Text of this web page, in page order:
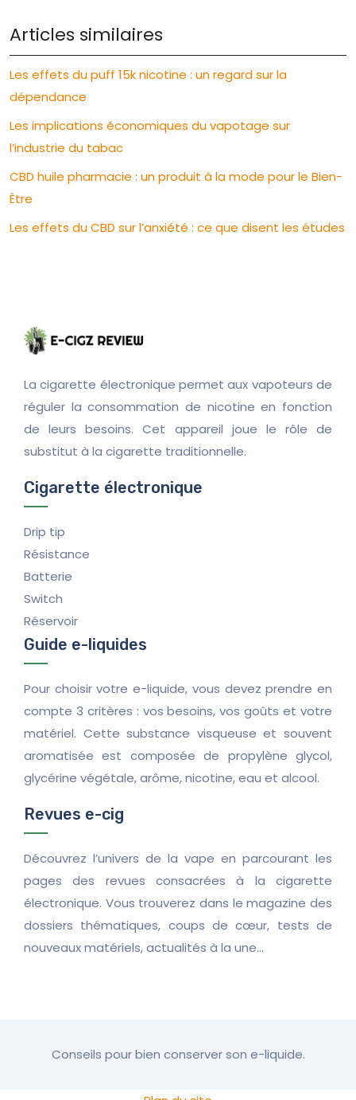
Articles similaires
Les effets du puff 15k nicotine : un regard sur la
dépendance
Les implications économiques du vapotage sur
l’industrie du tabac
CBD huile pharmacie : un produit à la mode pour le Bien-
Être
Les effets du CBD sur l’anxiété : ce que disent les études
La cigarette électronique permet aux vapoteurs de
réguler la consommation de nicotine en fonction
de leurs besoins. Cet appareil joue le rôle de
substitut à la cigarette traditionnelle.
Cigarette électronique
Drip tip
Résistance
Batterie
Switch
Réservoir
Guide e-liquides
Pour choisir votre e-liquide, vous devez prendre en
compte 3 critères : vos besoins, vos goûts et votre
matériel. Cette substance visqueuse et souvent
aromatisée est composée de propylène glycol,
glycérine végétale, arôme, nicotine, eau et alcool.
Revues e-cig
Découvrez l’univers de la vape en parcourant les
pages des revues consacrées à la cigarette
électronique. Vous trouverez dans le magazine des
dossiers thématiques, coups de cœur, tests de
nouveaux matériels, actualités à la une…
Conseils pour bien conserver son e-liquide.